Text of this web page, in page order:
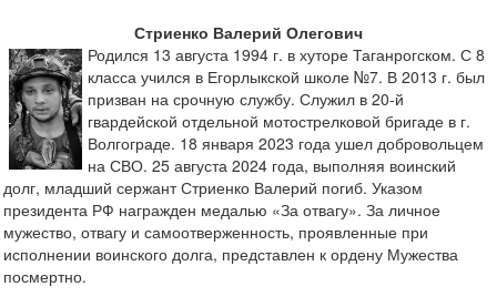
Стриенко Валерий Олегович
Родился 13 августа 1994 г. в хуторе Таганрогском. С 8
класса учился в Егорлыкской школе №7. В 2013 г. был
призван на срочную службу. Служил в 20-й
гвардейской отдельной мотострелковой бригаде в г.
Волгограде. 18 января 2023 года ушел добровольцем
на СВО. 25 августа 2024 года, выполняя воинский
долг, младший сержант Стриенко Валерий погиб. Указом
президента РФ награжден медалью «За отвагу». За личное
мужество, отвагу и самоотверженность, проявленные при
исполнении воинского долга, представлен к ордену Мужества
посмертно.